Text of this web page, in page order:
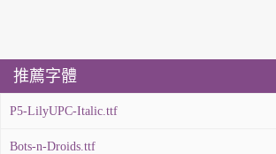
推薦字體
P5-LilyUPC-Italic.ttf
Bots-n-Droids.ttf